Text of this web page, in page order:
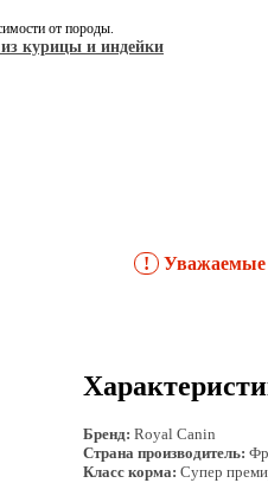
от породы.
курицы и индейки
! Уважаемые
Бренд: Royal Canin
Страна производитель:
Класс корма: Супер